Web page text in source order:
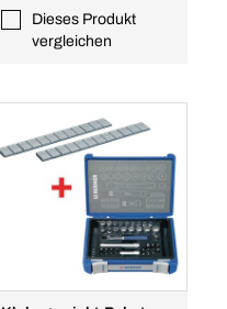
Dieses Produkt
vergleichen